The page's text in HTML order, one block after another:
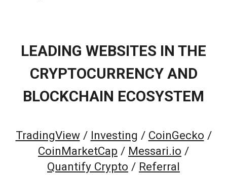
LEADING WEBSITES IN THE
CRYPTOCURRENCY AND
BLOCKCHAIN ECOSYSTEM
TradingView/ Investing / CoinGecko /
CoinMarketCap / Messari.io /
Quantify Crypto / Referral